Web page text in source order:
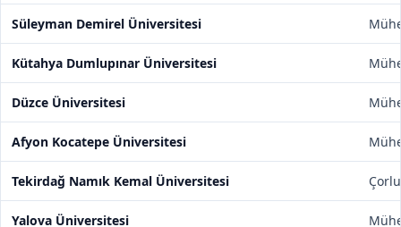
Süleyman Demirel Üniversitesi
Kütahya Dumlupınar Üniversitesi
Düzce Üniversitesi
Afyon Kocatepe Üniversitesi
Tekirdağ Namık Kemal Üniversitesi
Yalova Üniversitesi